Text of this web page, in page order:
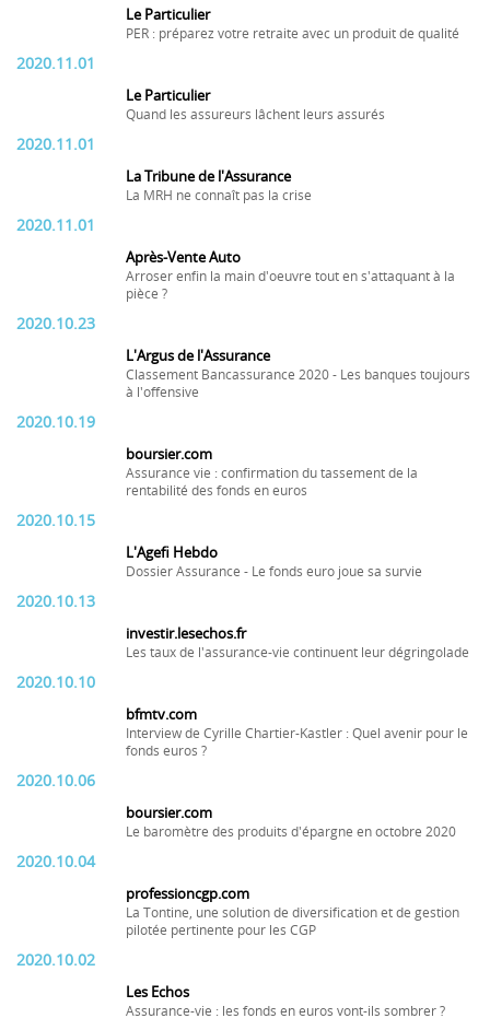
Le Particulier
PER : préparez votre retraite avec un produit de qualité
2020.11.01
Le Particulier
Quand les assureurs lâchent leurs assurés
2020.11.01
La Tribune de l'Assurance
La MRH ne connaît pas la crise
2020.11.01
Après-Vente Auto
Arroser enfin la main d'oeuvre tout en s'attaquant à la
pièce ?
2020.10.23
L'Argus de l'Assurance
Classement Bancassurance 2020 - Les banques toujours
à l'offensive
2020.10.19
boursier.com
Assurance vie : confirmation du tassement de la
rentabilité des fonds en euros
2020.10.15
L'Agefi Hebdo
Dossier Assurance - Le fonds euro joue sa survie
2020.10.13
investir.lesechos.fr
Les taux de l'assurance-vie continuent leur dégringolade
2020.10.10
bfmtv.com
Interview de Cyrille Chartier-Kastler : Quel avenir pour le
fonds euros ?
2020.10.06
boursier.com
Le baromètre des produits d'épargne en octobre 2020
2020.10.04
professioncgp.com
La Tontine, une solution de diversification et de gestion
pilotée pertinente pour les CGP
2020.10.02
Les Echos
Assurance-vie : les fonds en euros vont-ils sombrer ?